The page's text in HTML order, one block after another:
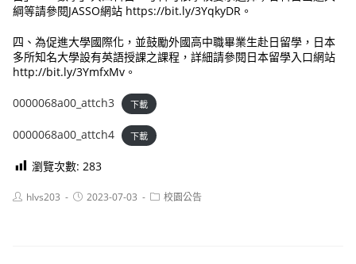
綱等請參閱JASSO網站 https://bit.ly/3YqkyDR。
四、為促進大學國際化，並鼓勵外國高中職畢業生赴日留學，日本
多所知名大學設有英語授課之課程，詳細請參閱日本留學入口網站
http://bit.ly/3YmfxMv。
0000068a00_attch3 下載
0000068a00_attch4 下載
瀏覽次數: 283
Posthlvs203
Post2023-07-03
Post校園公告